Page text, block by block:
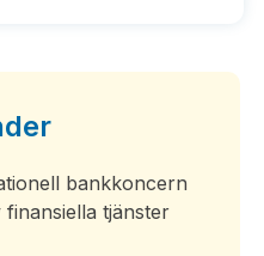
bankkoncern
tjänster